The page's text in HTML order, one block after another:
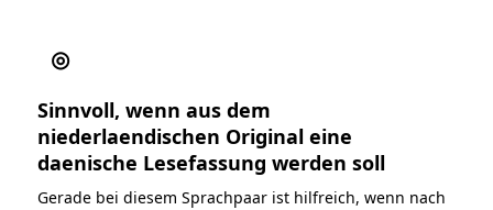
◎
Sinnvoll, wenn aus dem
niederlaendischen Original eine
daenische Lesefassung werden soll
Gerade bei diesem Sprachpaar ist hilfreich, wenn nach